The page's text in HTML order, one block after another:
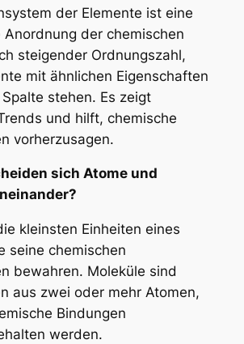
der Elemente ist eine
der chemischen
steigender Ordnungszahl,
mit ähnlichen Eigenschaften
stehen. Es zeigt
und hilft, chemische
vorherzusagen.
sich Atome und
kleinsten Einheiten eines
seine chemischen
bewahren. Moleküle sind
aus zwei oder mehr Atomen,
Bindungen
werden.